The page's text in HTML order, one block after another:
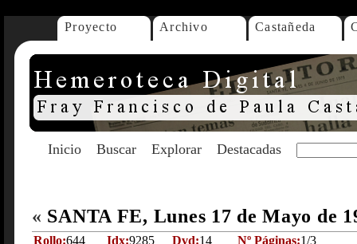
Proyecto Archivo Castañeda
Inicio Buscar Explorar Destacadas
« SANTA FE, Lunes 17 de Mayo de
Rollo:644 Idx:9285 Dvd:14 Nº Páginas:1/3